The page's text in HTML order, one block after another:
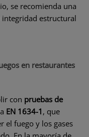
se recomienda una
integridad estructural
en restaurantes
con pruebas de
EN 1634-1 , que
el fuego y los gases